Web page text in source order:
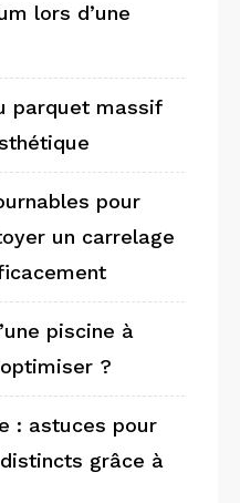
lors d’une
parquet massif
pour
un carrelage
piscine à
?
: astuces pour
grâce à